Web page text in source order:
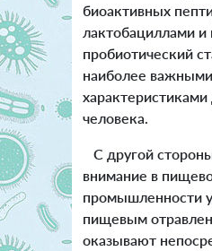
биоактивных
лактобациллами и
пробиотический
наиболее важными
характеристиками
человека.
С другой
внимание в
промышленности
пищевым
оказывают